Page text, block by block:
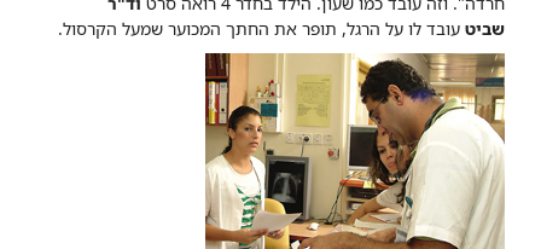
שביט עובד לו על הרגל, תופר את החתך המכוער שמעל הקרסול.